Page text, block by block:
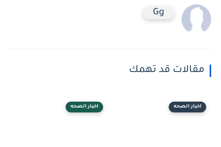
Gg
مقالات قد تهمك
اخبار الصحه اخبار الصحه